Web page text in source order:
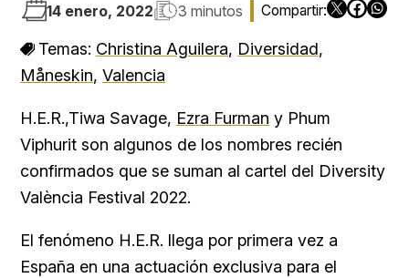
14 enero, 2022 3 minutos
Temas: Christina Aguilera, Diversidad,
Måneskin, Valencia
H.E.R.,Tiwa Savage, Ezra Furman y Phum
Viphurit son algunos de los nombres recién
confirmados que se suman al cartel del Diversity
València Festival 2022.
El fenómeno H.E.R. llega por primera vez a
España en una actuación exclusiva para el